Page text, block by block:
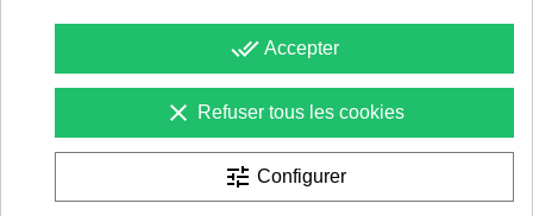
done_all Accepter
clear Refuser tous les cookies
tune Configurer